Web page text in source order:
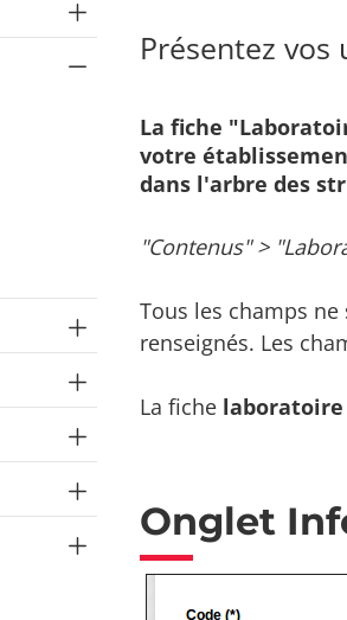
Présentez vos
La fiche
votre
dans l'arbre des
"Contenus" >
Tous les champs
renseignés. Les
La fiche laboratoire
Onglet